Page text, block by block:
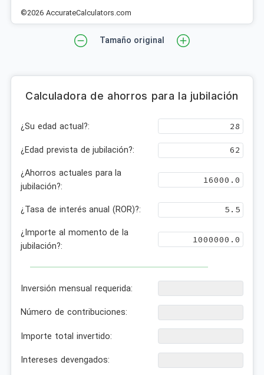
©2026 AccurateCalculators.com
Tamaño original
Calculadora de ahorros para la jubilación
¿Su edad actual?:
¿Edad prevista de jubilación?:
¿Ahorros actuales para la
jubilación?:
¿Tasa de interés anual (ROR)?:
¿Importe al momento de la
jubilación?:
Inversión mensual requerida:
Número de contribuciones:
Importe total invertido:
Intereses devengados: